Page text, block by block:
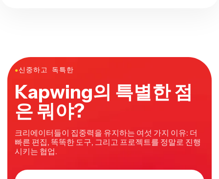
●신중하고 독특한
Kapwing의 특별한 점
은 뭐야?
크리에이터들이 집중력을 유지하는 여섯 가지 이유: 더
빠른 편집, 똑똑한 도구, 그리고 프로젝트를 정말로 진행
시키는 협업.